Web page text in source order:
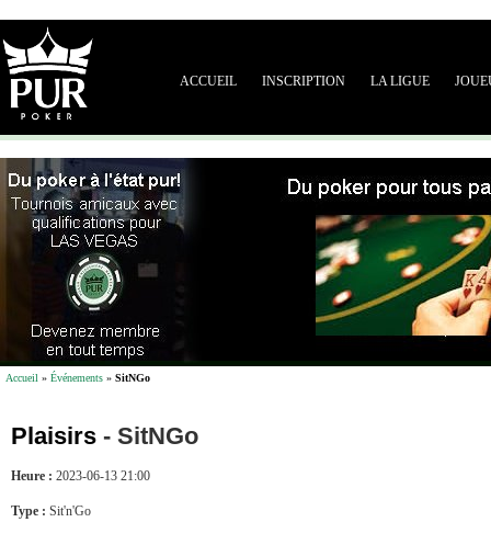
ACCUEIL INSCRIPTION LA LIGUE
Accueil » Événements » SitNGo
Plaisirs - SitNGo
Heure : 2023-06-13 21:00
Type : Sit'n'Go